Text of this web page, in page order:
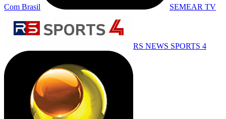
Com Brasil SEMEAR TV
RS NEWS SPORTS 4